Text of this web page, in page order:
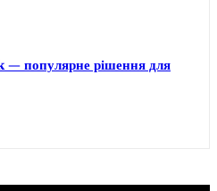
популярне рішення для